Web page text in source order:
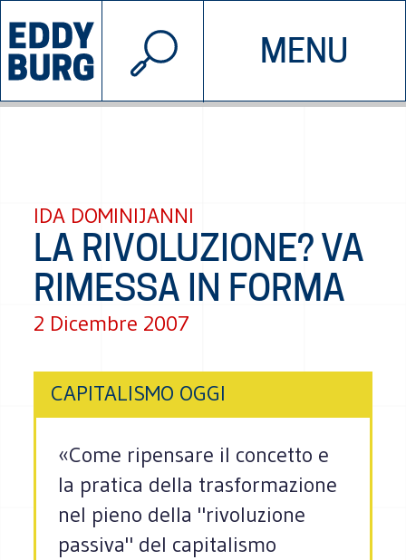
MENU
INIZIATIVE CHI SIAMO
© 2026 EDDYBURG
IDA DOMINIJANNI
LA RIVOLUZIONE? VA
RIMESSA IN FORMA
2 Dicembre 2007
CAPITALISMO OGGI
«Come ripensare il concetto e
la pratica della trasformazione
nel pieno della "rivoluzione
passiva" del capitalismo